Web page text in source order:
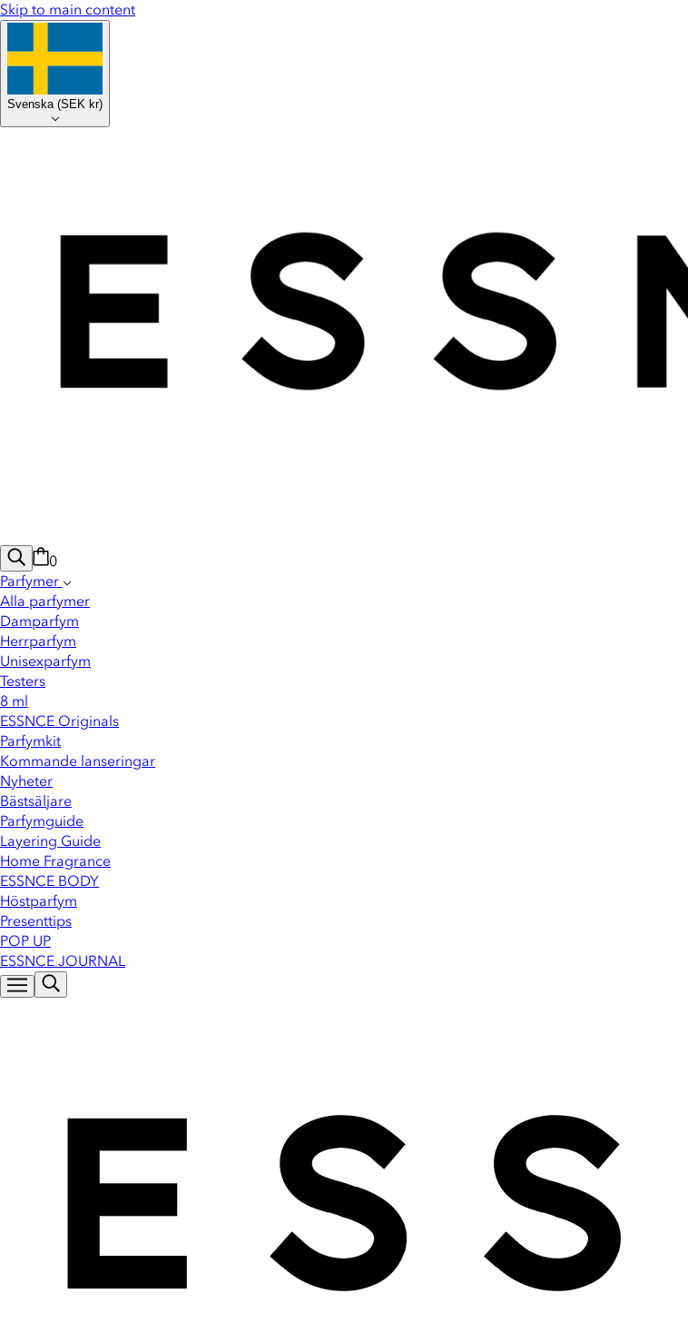
Skip to main content
Svenska (SEK kr)
0
Parfymer
Alla parfymer
Damparfym
Herrparfym
Unisexparfym
Testers
8 ml
ESSNCE Originals
Parfymkit
Kommande lanseringar
Nyheter
Bästsäljare
Parfymguide
Layering Guide
Home Fragrance
ESSNCE BODY
Höstparfym
Presenttips
POP UP
ESSNCE JOURNAL